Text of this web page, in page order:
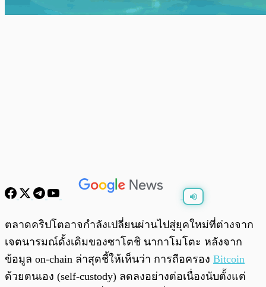
พร้อมเล่น 0:00/
ตลาดคริปโตอาจกำลังเปลี่ยนผ่านไปสู่ยุคใหม่ที่ต่างจาก
เจตนารมณ์ดั้งเดิมของซาโตชิ นากาโมโตะ หลังจาก
ข้อมูล on-chain ล่าสุดชี้ให้เห็นว่า การถือครอง Bitcoin
ด้วยตนเอง (self-custody) ลดลงอย่างต่อเนื่องนับตั้งแต่